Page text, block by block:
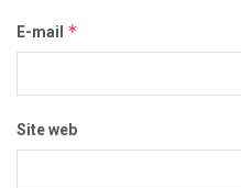
E-mail *
Site web